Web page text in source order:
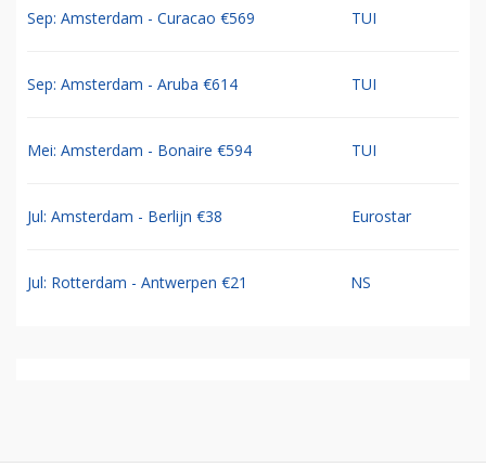
Sep: Amsterdam - Curacao €569 TUI
Sep: Amsterdam - Aruba €614 TUI
Mei: Amsterdam - Bonaire €594 TUI
Jul: Amsterdam - Berlijn €38 Eurostar
Jul: Rotterdam - Antwerpen €21 NS